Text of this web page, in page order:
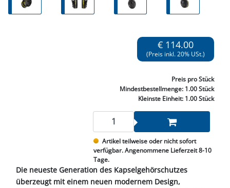
€ 114.00
(Preis inkl. 20% USt.)
Preis pro Stück
Mindestbestellmenge: 1.00 Stück
Kleinste Einheit: 1.00 Stück
Artikel teilweise oder nicht sofort
verfügbar. Angenommene Lieferzeit 8-10
Tage.
Die neueste Generation des Kapselgehörschutzes
überzeugt mit einem neuen modernem Design,